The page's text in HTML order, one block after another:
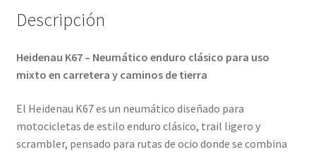
Descripción
Heidenau K67 – Neumático enduro clásico para uso
mixto en carretera y caminos de tierra
El Heidenau K67 es un neumático diseñado para
motocicletas de estilo enduro clásico, trail ligero y
scrambler, pensado para rutas de ocio donde se combina